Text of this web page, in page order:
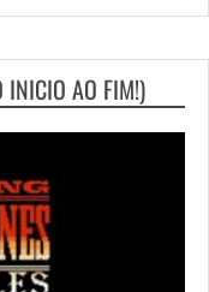
INICIO AO FIM!)